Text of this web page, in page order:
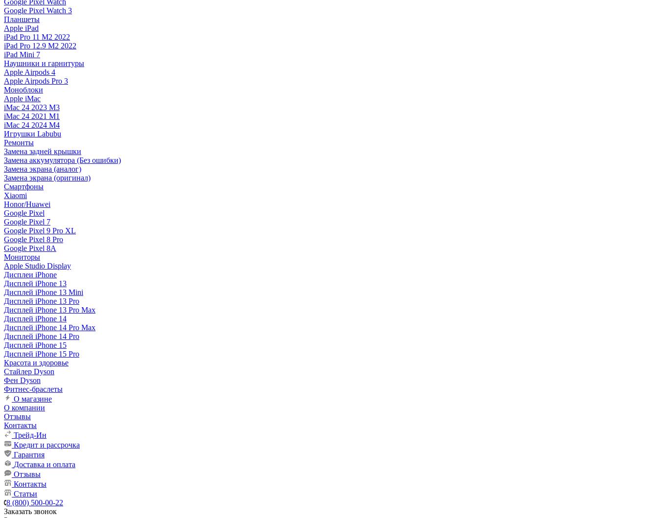
Google Pixel Watch
Google Pixel Watch 3
Планшеты
Apple iPad
iPad Pro 11 M2 2022
iPad Pro 12.9 M2 2022
iPad Mini 7
Наушники и гарнитуры
Apple Airpods 4
Apple Airpods Pro 3
Моноблоки
Apple iMac
iMac 24 2023 M3
iMac 24 2021 M1
iMac 24 2024 M4
Игрушки Labubu
Ремонты
Замена задней крышки
Замена аккумулятора (Без ошибки)
Замена экрана (аналог)
Замена экрана (оригинал)
Смартфоны
Xiaomi
Honor/Huawei
Google Pixel
Google Pixel 7
Google Pixel 9 Pro XL
Google Pixel 8 Pro
Google Pixel 8A
Мониторы
Apple Studio Display
Дисплеи iPhone
Дисплей iPhone 13
Дисплей iPhone 13 Mini
Дисплей iPhone 13 Pro
Дисплей iPhone 13 Pro Max
Дисплей iPhone 14
Дисплей iPhone 14 Pro Max
Дисплей iPhone 14 Pro
Дисплей iPhone 15
Дисплей iPhone 15 Pro
Красота и здоровье
Стайлер Dyson
Фен Dyson
Фитнес-браслеты
О магазине
О компании
Отзывы
Контакты
Трейд-Ин
Кредит и рассрочка
Гарантия
Доставка и оплата
Отзывы
Контакты
Статьи
8 (800) 500-00-22
Заказать звонок